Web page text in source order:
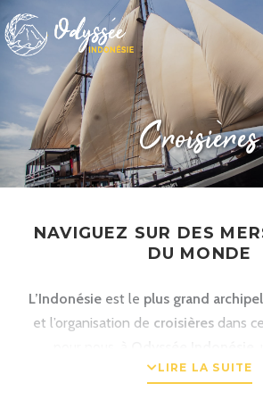
Croisières
NAVIGUEZ SUR DES
DU MONDE
L’Indonésieest le plus grand archipel
et l’organisation de croisières dans
croisiéristesopérant
LIRE LA SUITE